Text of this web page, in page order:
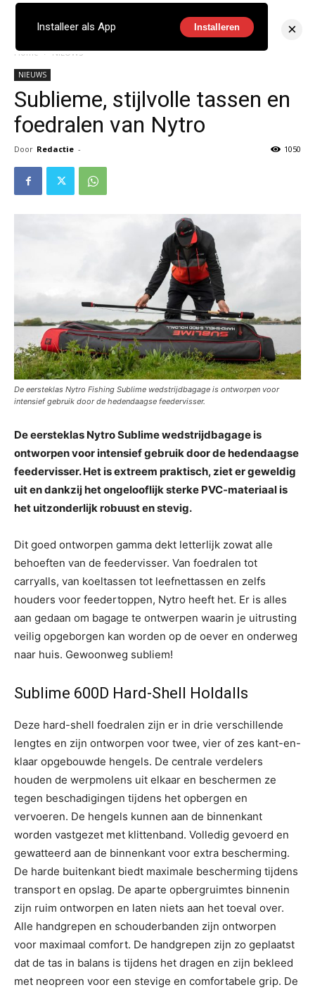
Home NIEUWS
NIEUWS
Sublieme, stijlvolle tassen en
foedralen van Nytro
Door Redactie - 1050
De eersteklas Nytro Fishing Sublime wedstrijdbagage is ontworpen voor
intensief gebruik door de hedendaagse feedervisser.
De eersteklas Nytro Sublime wedstrijdbagage is
ontworpen voor intensief gebruik door de hedendaagse
feedervisser. Het is extreem praktisch, ziet er geweldig
uit en dankzij het ongelooflijk sterke PVC-materiaal is
het uitzonderlijk robuust en stevig.
Dit goed ontworpen gamma dekt letterlijk zowat alle
behoeften van de feedervisser. Van foedralen tot
carryalls, van koeltassen tot leefnettassen en zelfs
houders voor feedertoppen, Nytro heeft het. Er is alles
aan gedaan om bagage te ontwerpen waarin je uitrusting
veilig opgeborgen kan worden op de oever en onderweg
naar huis. Gewoonweg subliem!
Sublime 600D Hard-Shell Holdalls
Deze hard-shell foedralen zijn er in drie verschillende
lengtes en zijn ontworpen voor twee, vier of zes kant-en-
klaar opgebouwde hengels. De centrale verdelers
houden de werpmolens uit elkaar en beschermen ze
tegen beschadigingen tijdens het opbergen en
vervoeren. De hengels kunnen aan de binnenkant
worden vastgezet met klittenband. Volledig gevoerd en
gewatteerd aan de binnenkant voor extra bescherming.
De harde buitenkant biedt maximale bescherming tijdens
transport en opslag. De aparte opbergruimtes binnenin
zijn ruim ontworpen en laten niets aan het toeval over.
Alle handgrepen en schouderbanden zijn ontworpen
voor maximaal comfort. De handgrepen zijn zo geplaatst
dat de tas in balans is tijdens het dragen en zijn bekleed
met neopreen voor een stevige en comfortabele grip. De
Installeer als App Installeren ×